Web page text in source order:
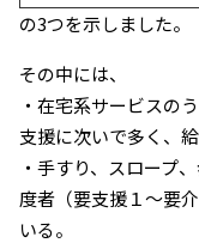
の3つを示しました。
その中には、
・在宅系サービスの
支援に次いで多く、
・手すり、スロープ
度者（要支援１〜要
いる。